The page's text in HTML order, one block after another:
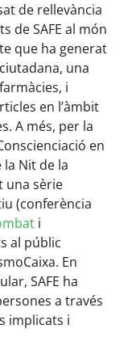
de rellevància
de SAFE al món
que ha generat
una
i
en l’àmbit
A més, per la
en
la Nit de la
una sèrie
(conferència
i
al públic
En
SAFE ha
a través
implicats i